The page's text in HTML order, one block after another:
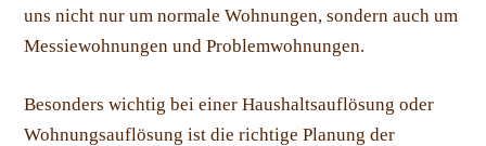
uns nicht nur um normale Wohnungen, sondern auch um
Messiewohnungen und Problemwohnungen.
Besonders wichtig bei einer Haushaltsauflösung oder
Wohnungsauflösung ist die richtige Planung der